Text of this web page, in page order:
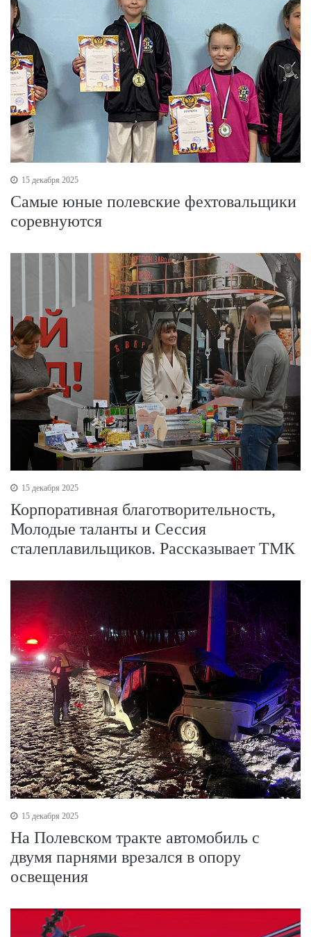
15 декабря 2025
Самые юные полевские фехтовальщики
соревнуются
15 декабря 2025
Корпоративная благотворительность,
Молодые таланты и Сессия
сталеплавильщиков. Рассказывает ТМК
15 декабря 2025
На Полевском тракте автомобиль с
двумя парнями врезался в опору
освещения